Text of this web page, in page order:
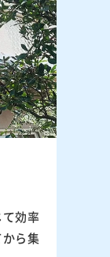
効率
ら集